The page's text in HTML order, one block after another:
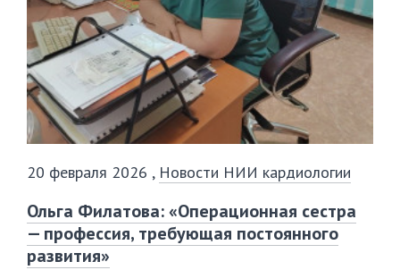
20 февраля 2026 , Новости НИИ кардиологии
Ольга Филатова: «Операционная сестра
— профессия, требующая постоянного
развития»